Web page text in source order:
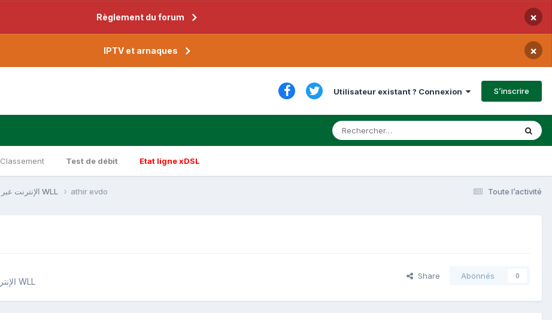
Règlement du forum ×
IPTV et arnaques ×
Utilisateur existant ? Connexion S’inscrire
Classement Test de débit Etat ligne xDSL
Toute l’activité Internet via WLL - الإنترنت عبر WLL athir evdo
Internet via WLL - الإنترنت عبر WLL
Share Abonnés 0